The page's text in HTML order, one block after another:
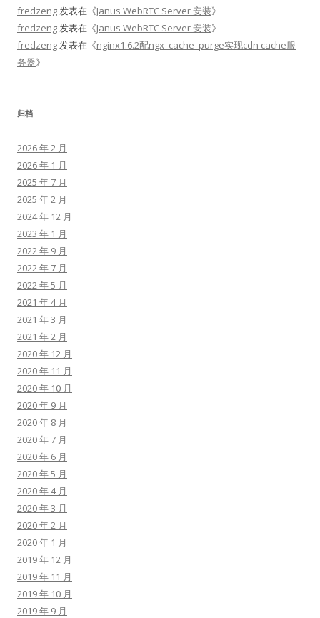
fredzeng发表在《Janus WebRTC Server 安装》
fredzeng发表在《Janus WebRTC Server 安装》
fredzeng发表在《nginx1.6.2配ngx_cache_purge实现cdn cache服
务器》
归档
2026 年 2 月
2026 年 1 月
2025 年 7 月
2025 年 2 月
2024 年 12 月
2023 年 1 月
2022 年 9 月
2022 年 7 月
2022 年 5 月
2021 年 4 月
2021 年 3 月
2021 年 2 月
2020 年 12 月
2020 年 11 月
2020 年 10 月
2020 年 9 月
2020 年 8 月
2020 年 7 月
2020 年 6 月
2020 年 5 月
2020 年 4 月
2020 年 3 月
2020 年 2 月
2020 年 1 月
2019 年 12 月
2019 年 11 月
2019 年 10 月
2019 年 9 月